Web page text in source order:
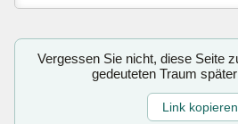
Vergessen Sie nicht, diese Seite
gedeuteten Traum
Link kopieren